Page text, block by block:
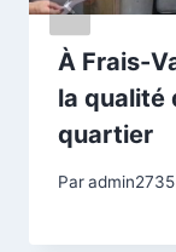
À Frais-
la qualité
quartier
Paradmin2735